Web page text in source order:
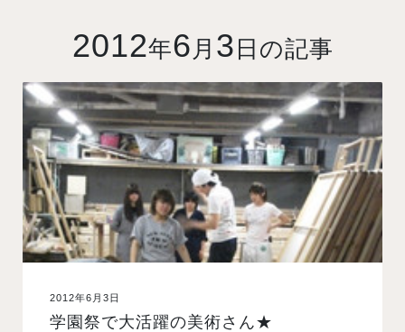
学生生活
就職・デビュー
入試案内
学校情報
オープンキャンパス
訪問者別メニュー
2012年6 月 3 日の記事
2012年6月3日
学園祭で大活躍の美術さん★